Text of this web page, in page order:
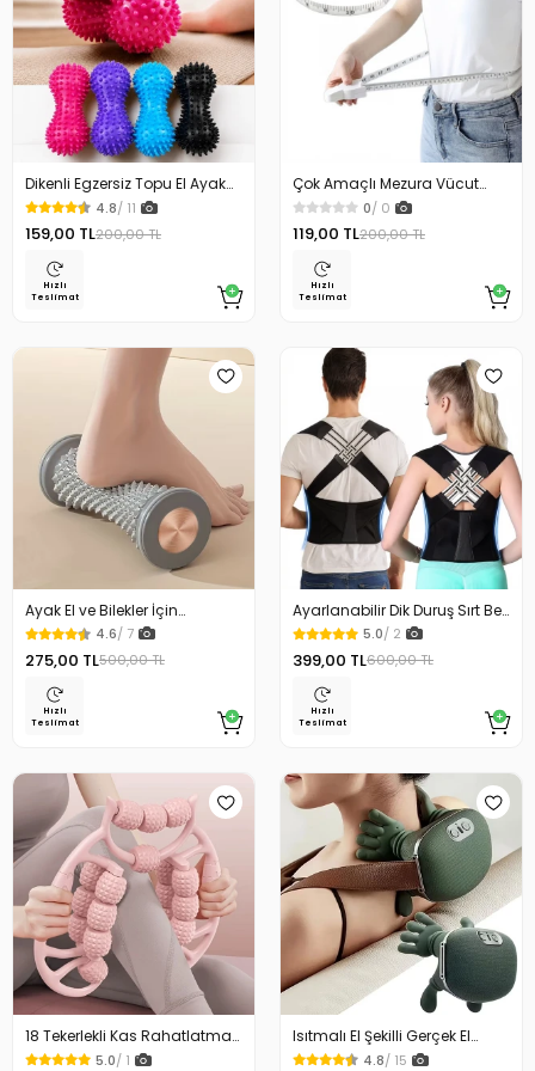
Dikenli Egzersiz Topu El Ayak
Topuk Dikeni Masaj Duyu
Topu
4.8/ 11
159,00 TL200,00 TL
Hızlı
Teslimat
Çok Amaçlı Mezura Vücut
Ölçüm Aleti Bel Ölçme Metresi
Mezura Terzi Ölçü Metresi
0/ 0
119,00 TL200,00 TL
Hızlı
Teslimat
Ayak El ve Bilekler İçin
Yuvarlamalı Masaj Aleti
Manuel Refleksoloji ve Kas
Rahatlatıcı Masaj Aparatı
4.6/ 7
275,00 TL500,00 TL
Hızlı
Teslimat
Ayarlanabilir Dik Duruş Sırt Bel
Korsesi Kadın Erkek
Kamburluk Önleyici Sırt Ağrısı
Giderici
5.0/ 2
399,00 TL600,00 TL
Hızlı
Teslimat
18 Tekerlekli Kas Rahatlatma
Selülit Masaj Aleti Bacak
5.0/ 1
Isıtmalı El Şekilli Gerçek El
Hissiyatlı Ovmalı Şarjlı Masaj
4.8/ 15